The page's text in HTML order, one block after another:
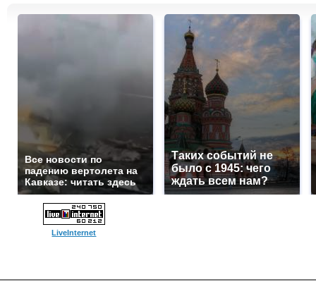
Все новости по
падению вертолета на
Кавказе: читать здесь
Таких событий не
было с 1945: чего
ждать всем нам?
LiveInternet